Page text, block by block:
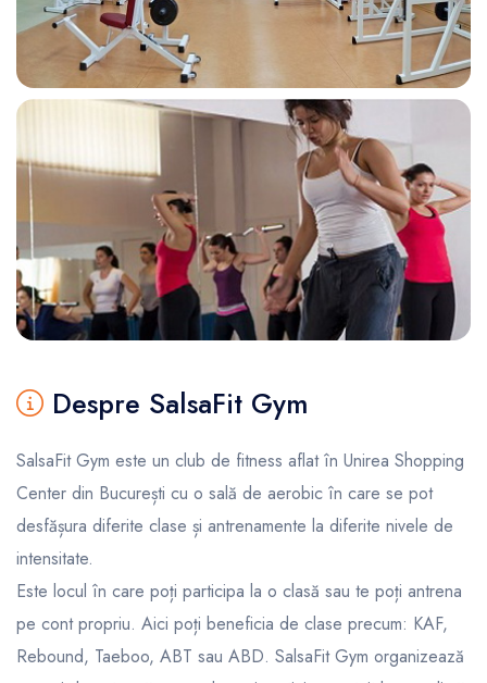
Despre SalsaFit Gym
SalsaFit Gym este un club de fitness aflat în Unirea Shopping
Center din București cu o sală de aerobic în care se pot
desfășura diferite clase și antrenamente la diferite nivele de
intensitate.
Este locul în care poți participa la o clasă sau te poți antrena
pe cont propriu. Aici poți beneficia de clase precum: KAF,
Rebound, Taeboo, ABT sau ABD. SalsaFit Gym organizează